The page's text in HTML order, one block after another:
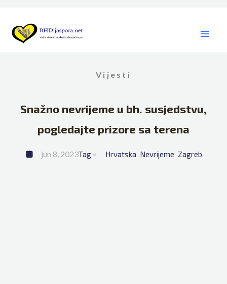
content
Vijesti
Snažno nevrijeme u bh. susjedstvu,
pogledajte prizore sa terena
jun 8, 2023Tag - Hrvatska Nevrijeme Zagreb